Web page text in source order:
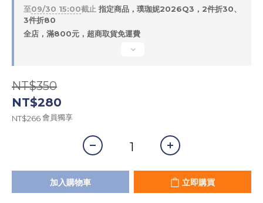
至09/30 15:00截止 指定商品，璞珈妮2026Q3，2件折30、
3件折80
全店，滿800元，超商取貨免運費
NT$350
NT$280
NT$266會員獨享
加入購物車 立即購買